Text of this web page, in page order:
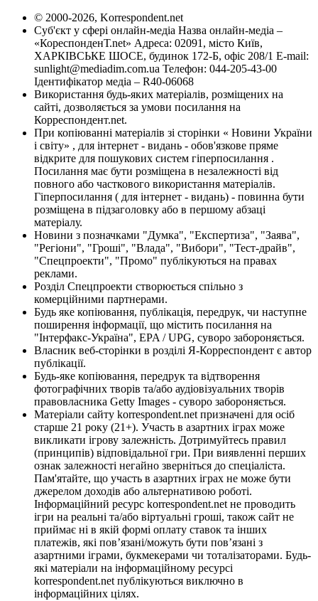
© 2000-2026, Korrespondent.net
Суб'єкт у сфері онлайн-медіа Назва онлайн-медіа –
«КореспонденТ.net» Адреса: 02091, місто Київ,
ХАРКІВСЬКЕ ШОСЕ, будинок 172-Б, офіс 208/1 E-mail:
sunlight@mediadim.com.ua Телефон: 044-205-43-00
Ідентифікатор медіа – R40-06068
Використання будь-яких матеріалів, розміщених на
сайті, дозволяється за умови посилання на
Корреспондент.net.
При копіюванні матеріалів зі сторінки « Новини України
і світу» , для інтернет - видань - обов'язкове пряме
відкрите для пошукових систем гіперпосилання .
Посилання має бути розміщена в незалежності від
повного або часткового використання матеріалів.
Гіперпосилання ( для інтернет - видань) - повинна бути
розміщена в підзаголовку або в першому абзаці
матеріалу.
Новини з позначками "Думка", "Експертиза", "Заява",
"Регіони", "Гроші", "Влада", "Вибори", "Тест-драйв",
"Спецпроекти", "Промо" публікуються на правах
реклами.
Розділ Спецпроекти створюється спільно з
комерційними партнерами.
Будь яке копіювання, публікація, передрук, чи наступне
поширення інформації, що містить посилання на
"Інтерфакс-Україна", EPA / UPG, суворо забороняється.
Власник веб-сторінки в розділі Я-Корреспондент є автор
публікації.
Будь-яке копіювання, передрук та відтворення
фотографічних творів та/або аудіовізуальних творів
правовласника Getty Images - суворо забороняється.
Матеріали сайту korrespondent.net призначені для осіб
старше 21 року (21+). Участь в азартних іграх може
викликати ігрову залежність. Дотримуйтесь правил
(принципів) відповідальної гри. При виявленні перших
ознак залежності негайно зверніться до спеціаліста.
Пам'ятайте, що участь в азартних іграх не може бути
джерелом доходів або альтернативою роботі.
Інформаційний ресурс korrespondent.net не проводить
ігри на реальні та/або віртуальні гроші, також сайт не
приймає ні в якій формі оплату ставок та інших
платежів, які пов’язані/можуть бути пов’язані з
азартними іграми, букмекерами чи тоталізаторами. Будь-
які матеріали на інформаційному ресурсі
korrespondent.net публікуються виключно в
інформаційних цілях.